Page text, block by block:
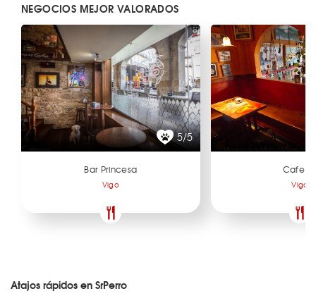
NEGOCIOS MEJOR VALORADOS
5/5
Bar Princesa
Vigo
Cafe
Vigo
Atajos rápidos en SrPerro